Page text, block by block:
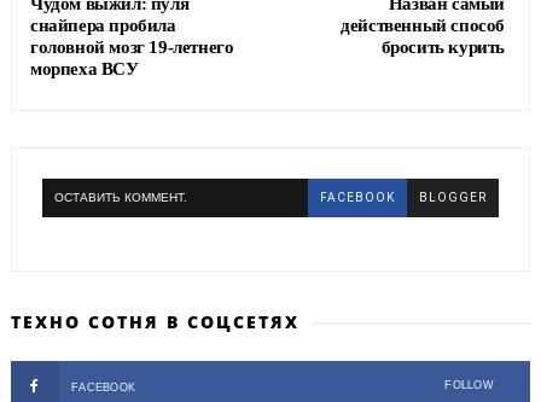
действенный способ
бросить курить
снайпера пробила
головной мозг 19-летнего
морпеха ВСУ
ОСТАВИТЬ КОММЕНТ. FACEBOOK BLOGGER
ТЕХНО СОТНЯ В СОЦСЕТЯХ
FACEBOOK FOLLOW